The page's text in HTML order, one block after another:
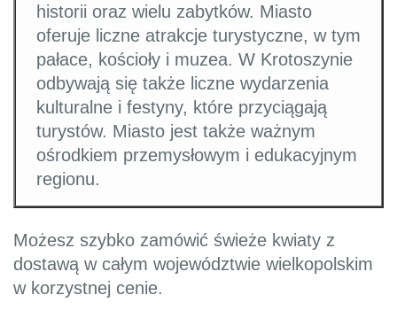
historii oraz wielu zabytków. Miasto
oferuje liczne atrakcje turystyczne, w tym
pałace, kościoły i muzea. W Krotoszynie
odbywają się także liczne wydarzenia
kulturalne i festyny, które przyciągają
turystów. Miasto jest także ważnym
ośrodkiem przemysłowym i edukacyjnym
regionu.
Możesz szybko zamówić świeże kwiaty z
dostawą w całym województwie wielkopolskim
w korzystnej cenie.